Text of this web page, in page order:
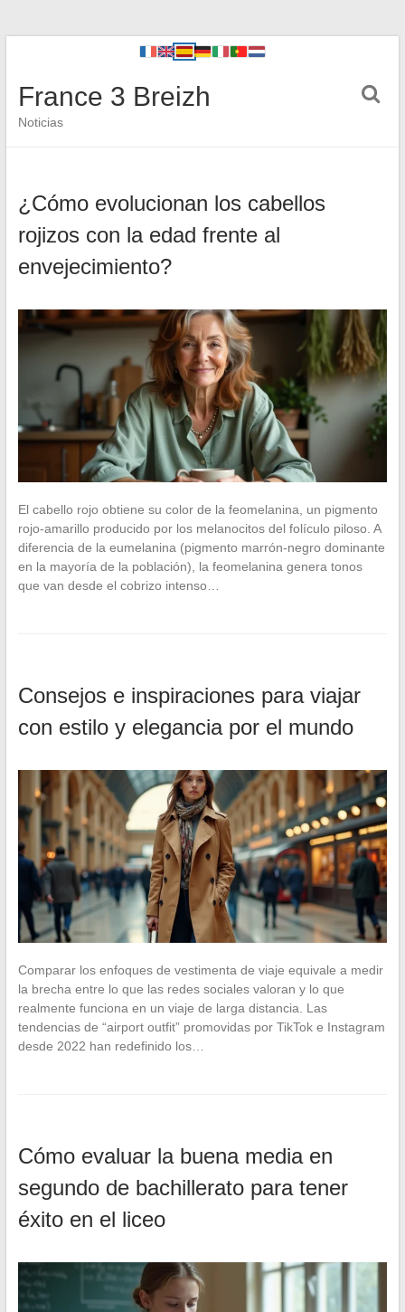
France 3 Breizh
Noticias
¿Cómo evolucionan los cabellos
rojizos con la edad frente al
envejecimiento?
El cabello rojo obtiene su color de la feomelanina, un pigmento
rojo-amarillo producido por los melanocitos del folículo piloso. A
diferencia de la eumelanina (pigmento marrón-negro dominante
en la mayoría de la población), la feomelanina genera tonos
que van desde el cobrizo intenso…
Consejos e inspiraciones para viajar
con estilo y elegancia por el mundo
Comparar los enfoques de vestimenta de viaje equivale a medir
la brecha entre lo que las redes sociales valoran y lo que
realmente funciona en un viaje de larga distancia. Las
tendencias de “airport outfit” promovidas por TikTok e Instagram
desde 2022 han redefinido los…
Cómo evaluar la buena media en
segundo de bachillerato para tener
éxito en el liceo